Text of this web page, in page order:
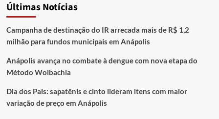
Últimas Notícias
Campanha de destinação do IR arrecada mais de R$ 1,2
milhão para fundos municipais em Anápolis
Anápolis avança no combate à dengue com nova etapa do
Método Wolbachia
Dia dos Pais: sapatênis e cinto lideram itens com maior
variação de preço em Anápolis